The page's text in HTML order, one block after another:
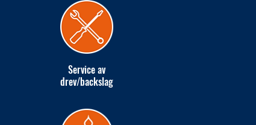
Service av
drev/backslag